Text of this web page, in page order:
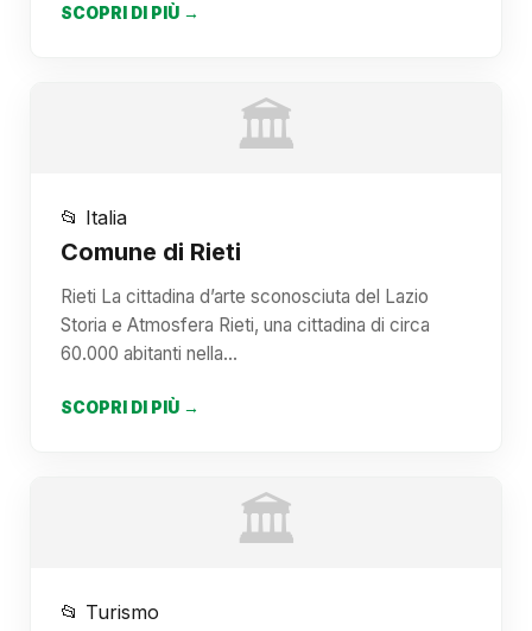
SCOPRI DI PIÙ →
🏛️
📂 Italia
Comune di Rieti
Rieti La cittadina d’arte sconosciuta del Lazio
Storia e Atmosfera Rieti, una cittadina di circa
60.000 abitanti nella…
SCOPRI DI PIÙ →
🏛️
📂 Turismo